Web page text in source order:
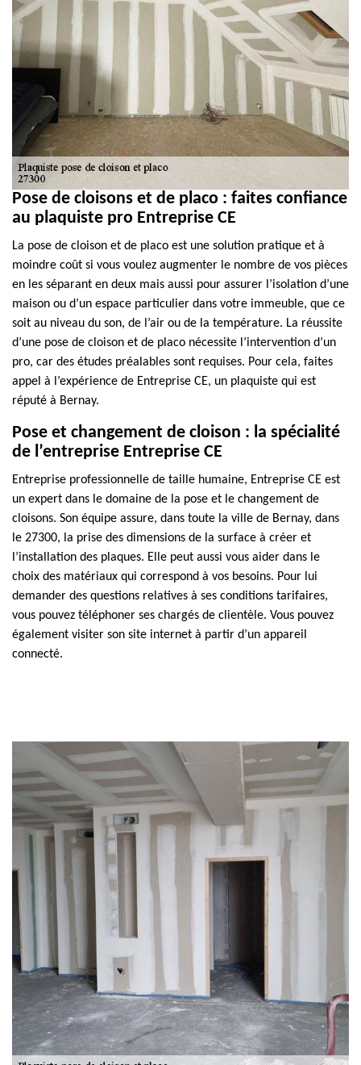
Pose de cloisons et de placo : faites confiance
au plaquiste pro Entreprise CE
La pose de cloison et de placo est une solution pratique et à
moindre coût si vous voulez augmenter le nombre de vos pièces
en les séparant en deux mais aussi pour assurer l’isolation d’une
maison ou d’un espace particulier dans votre immeuble, que ce
soit au niveau du son, de l’air ou de la température. La réussite
d’une pose de cloison et de placo nécessite l’intervention d’un
pro, car des études préalables sont requises. Pour cela, faites
appel à l’expérience de Entreprise CE, un plaquiste qui est
réputé à Bernay.
Pose et changement de cloison : la spécialité
de l’entreprise Entreprise CE
Entreprise professionnelle de taille humaine, Entreprise CE est
un expert dans le domaine de la pose et le changement de
cloisons. Son équipe assure, dans toute la ville de Bernay, dans
le 27300, la prise des dimensions de la surface à créer et
l’installation des plaques. Elle peut aussi vous aider dans le
choix des matériaux qui correspond à vos besoins. Pour lui
demander des questions relatives à ses conditions tarifaires,
vous pouvez téléphoner ses chargés de clientèle. Vous pouvez
également visiter son site internet à partir d’un appareil
connecté.